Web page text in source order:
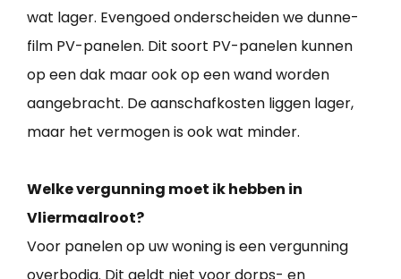
wat lager. Evengoed onderscheiden we dunne-
film PV-panelen. Dit soort PV-panelen kunnen
op een dak maar ook op een wand worden
aangebracht. De aanschafkosten liggen lager,
maar het vermogen is ook wat minder.
Welke vergunning moet ik hebben in
Vliermaalroot?
Voor panelen op uw woning is een vergunning
overbodig. Dit geldt niet voor dorps- en